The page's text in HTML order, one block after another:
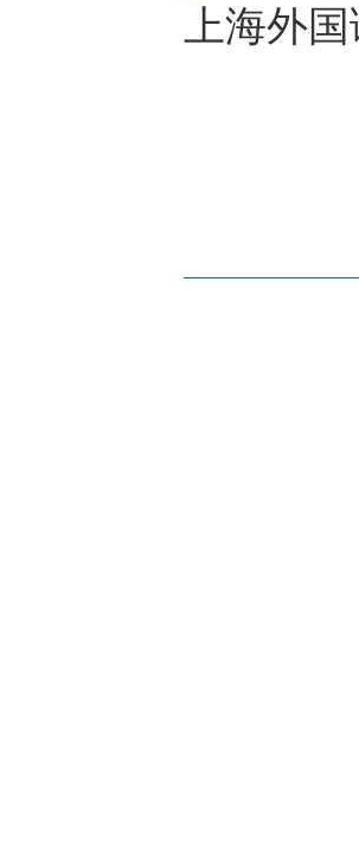
上海外国